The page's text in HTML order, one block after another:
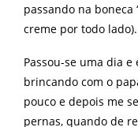
passando na boneca
creme por todo lado).
Passou-se uma dia
brincando com o
pouco e depois me
pernas, quando de